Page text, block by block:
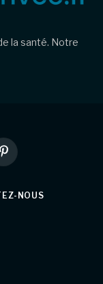
la santé. Notre
Pinterest
NOUS